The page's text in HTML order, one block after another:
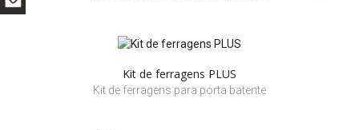
Kit de ferragens PLUS
Kit de ferragens para porta batente